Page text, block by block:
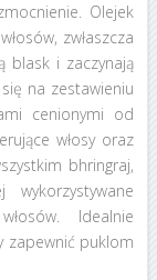
Olejek
zwłaszcza
blask i zaczynają
na zestawieniu
cenionymi od
włosy oraz
bhringraj,
Idealnie
zapewnić puklom